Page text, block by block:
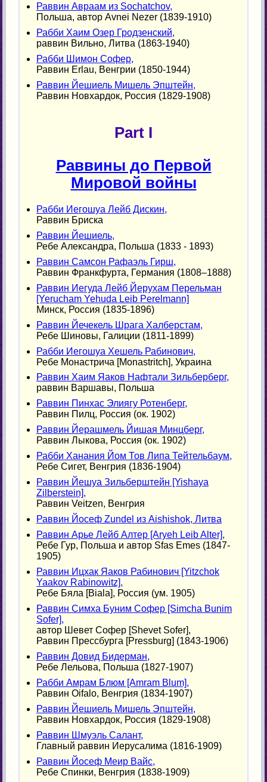
Раввин Авраам из Sochatchov,
Польша, автор Avnei Nezer (1839-1910)
Рабби Хаим Озер Гродзенский,
раввин Вильно, Литва (1863-1940)
Рабби Шимон Софер,
Раввин Erlau, Венгрии (1850-1944)
Раввин Йешиель Мишель Эпштейн,
Раввин Новхардок, Россия (1829-1908)
Part I
Раввины до Первой
Мировой войны
Рабби Иегошуа Лейб Дискин,
Раввин Бриска
Раввин Йешиель,
Ребе Александра, Польша (1833 - 1893)
Раввин Самсон Рафаэль Гирш,
Раввин Франкфурта, Германия (1808–1888)
Раввин Иегуда Лейб Йерухам Перельман
[Yerucham Yehuda Leib Perelmann]
Минск, Россия (1835-1896)
Раввин Йечекель Шрага Халберстам,
Ребе Шиновы, Галиции (1811-1899)
Рабби Иегошуа Хешель Рабинович,
Ребе Монастрича [Monastritch], Украина
Раввин Хаим Яаков Нафтали Зильберберг,
раввин Варшавы, Польша
Раввин Пинхас Элиягу Ротенберг,
Раввин Пилц, Россия (ок. 1902)
Раввин Йерашмель Йишая Минцберг,
Раввин Лыкова, Россия (ок. 1902)
Рабби Ханания Йом Тов Липа Тейтельбаум,
Ребе Сигет, Венгрия (1836-1904)
Раввин Йешуа Зильберштейн [Yishaya
Zilberstein],
Раввин Veitzen, Венгрия
Раввин Йосеф Zundel из Aishishok, Литва
Раввин Арье Лейб Алтер [Aryeh Leib Alter],
Ребе Гур, Польша и автор Sfas Emes (1847-
1905)
Раввин Ицхак Яаков Рабинович [Yitzchok
Yaakov Rabinowitz],
Ребе Бяла [Biala], Россия (ум. 1905)
Раввин Симха Буним Софер [Simcha Bunim
Sofer],
автор Шевет Софер [Shevet Sofer],
Раввин Прессбурга [Pressburg] (1843-1906)
Раввин Довид Бидерман,
Ребе Лельова, Польша (1827-1907)
Рабби Амрам Блюм [Amram Blum],
Раввин Oifalo, Венгрия (1834-1907)
Раввин Йешиель Мишель Эпштейн,
Раввин Новхардок, Россия (1829-1908)
Раввин Шмуэль Салант,
Главный раввин Иерусалима (1816-1909)
Раввин Йосеф Меир Вайс,
Ребе Спинки, Венгрия (1838-1909)